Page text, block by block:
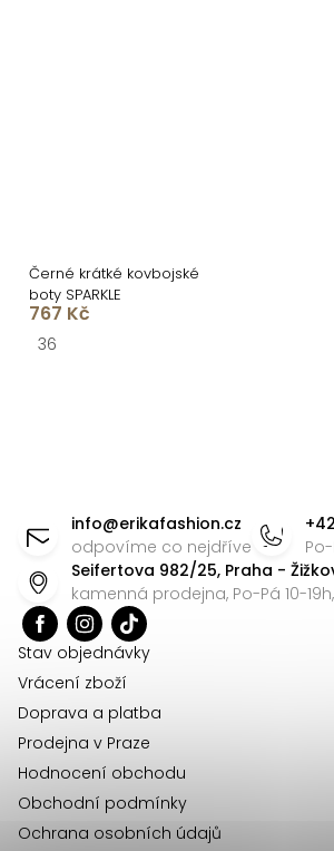
Černé krátké kovbojské
boty SPARKLE
767 Kč
36
a
c
í
info@erikafashion.cz
odpovíme co nejdříve
Seifertova 982/25, Praha -
kamenná prodejna, Po-Pá 10-19h,
Stav objednávky
Vrácení zboží
Doprava a platba
Prodejna v Praze
Hodnocení obchodu
Obchodní podmínky
Ochrana osobních údajů